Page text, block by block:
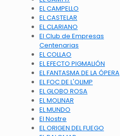
EL CAMPELLO
EL CASTELAR
EL CLARIANO
El Club de Empresas
Centenarias
EL COLLAO
EL EFECTO PIGMALIÓN
EL FANTASMA DE LA ÓPERA
EL FOC DE L'OLIMP
EL GLOBO ROSA
EL MOLINAR
EL MUNDO
El Nostre
EL ORIGEN DEL FUEGO